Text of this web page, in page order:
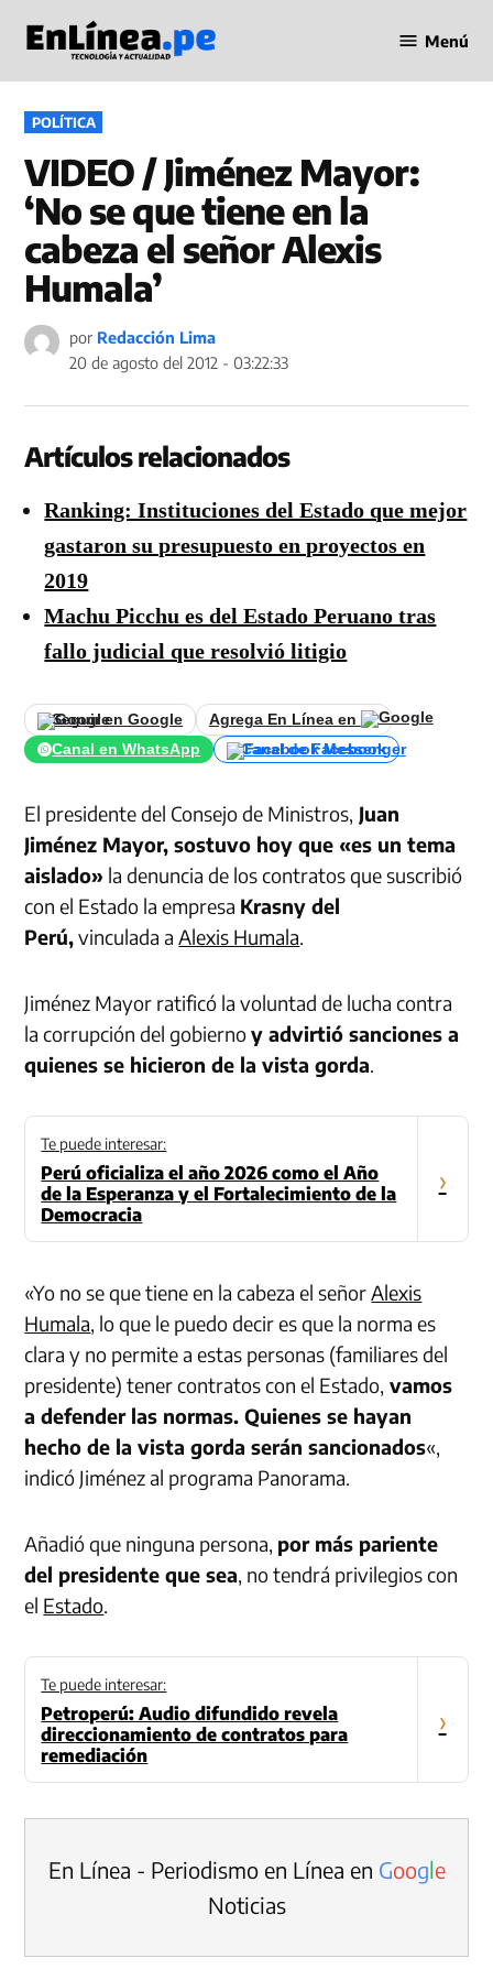
contenido
en Línea
Menú
PUBLICADO
EN
POLÍTICA
VIDEO / Jiménez Mayor:
‘No se que tiene en la
cabeza el señor Alexis
Humala’
por Redacción Lima
20 de agosto del 2012 - 03:22:33
Artículos relacionados
Ranking: Instituciones del Estado que mejor
gastaron su presupuesto en proyectos en
2019
Machu Picchu es del Estado Peruano tras
fallo judicial que resolvió litigio
Seguir en Google
Agrega En Línea en
Canal en WhatsApp
Canal de Facebook
El presidente del Consejo de Ministros, Juan
Jiménez Mayor, sostuvo hoy que «es un tema
aislado» la denuncia de los contratos que suscribió
con el Estado la empresa Krasny del
Perú,vinculada aAlexis Humala.
Jiménez Mayor ratificó la voluntad de lucha contra
la corrupción del gobiernoy advirtió sanciones a
quienes se hicieron de la vista gorda.
Te puede interesar:
Perú oficializa el año 2026 como el Año
de la Esperanza y el Fortalecimiento de la
Democracia
›
«Yo no se que tiene en la cabeza el señorAlexis
Humala, lo que le puedo decir es que la norma es
clara y no permite a estas personas (familiares del
presidente) tener contratos con el Estado, vamos
a defender las normas. Quienes se hayan
hecho de la vista gorda serán sancionados«,
indicó Jiménez al programa Panorama.
Añadió que ninguna persona, por más pariente
del presidente que sea, no tendrá privilegios con
el Estado.
Te puede interesar:
Petroperú: Audio difundido revela
direccionamiento de contratos para
remediación
›
En Línea - Periodismo en Línea en Google
Noticias